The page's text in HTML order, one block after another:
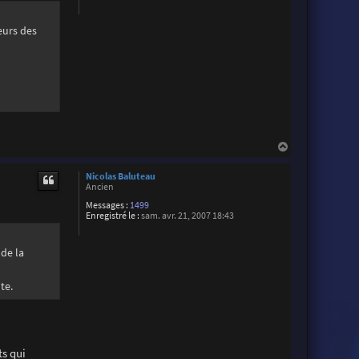
des
Nicolas Baluteau
Ancien
Messages : 1499
Enregistré le : sam. avr. 21, 2007 18:43
la
qui